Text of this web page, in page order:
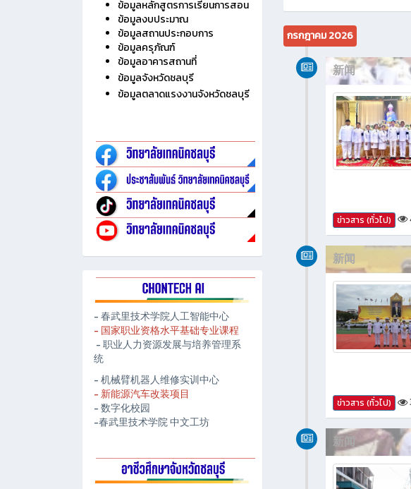
ประวัติวิทยาลัย
ข้อมูลบุคลากร
ข้อมูลนักเรียน นักศึกษา
ข้อมูลหลักสูตรการเรียนการสอน
ข้อมูลงบประมาณ
ข้อมูลสถานประกอบการ
ข้อมูลตลาดแรงงานจังหวัดชลบุรี
- 春武里技术学院人工智能中心
- 国家职业资格水平基础专业课程
- 职业人力资源发展与培养管理系
统
- 数字化校园
-春武里技术学院 中文工坊
ไม่มีนักบิน โดรน
กรกฎาคม 2026
新闻
ข่าวสาร (ทั่วไป)
新闻
ข่าวสาร (ทั่วไป)